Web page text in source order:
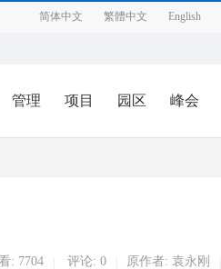
简体中文 繁體中文 English
管理 项目 园区 峰会
: 7704 评论: 0 原作者: 袁永刚